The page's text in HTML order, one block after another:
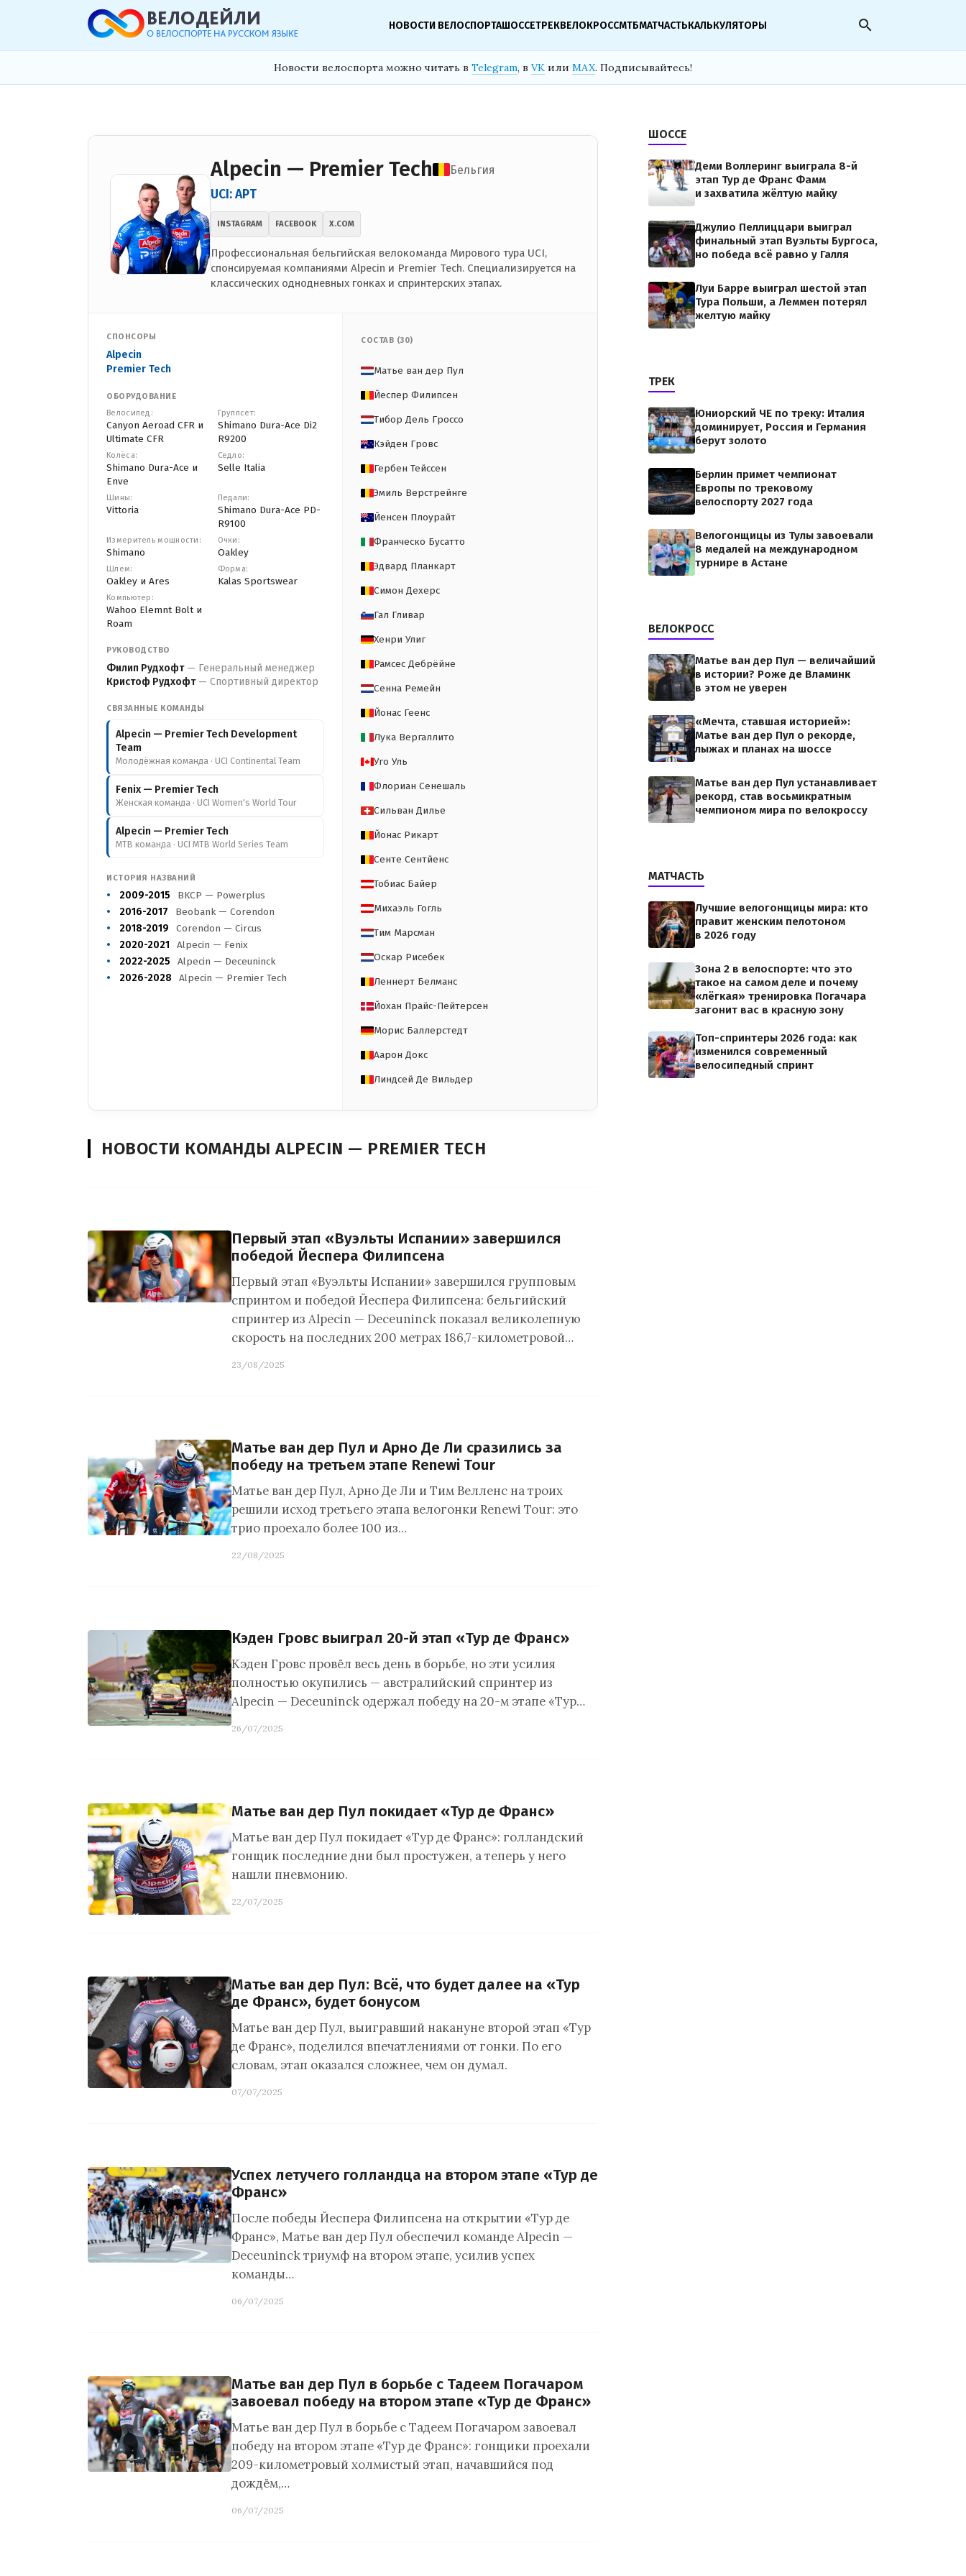
НОВОСТИ ВЕЛОСПОРТАШОССЕТРЕКВЕЛОКРОССМТБМАТЧАСТЬКАЛЬКУЛЯТОРЫ search
Новости велоспорта можно читать в Telegram, в VK или MAX. Подписывайтесь!
Alpecin — Premier Tech Бельгия
UCI: APT
INSTAGRAM FACEBOOK X.COM
Профессиональная бельгийская велокоманда Мирового тура UCI,
спонсируемая компаниями Alpecin и Premier Tech. Специализируется на
классических однодневных гонках и спринтерских этапах.
СПОНСОРЫ
Alpecin
Premier Tech
ОБОРУДОВАНИЕ
Велосипед:
Canyon Aeroad CFR и
Ultimate CFR
Группсет:
Shimano Dura-Ace Di2
R9200
Колёса:
Shimano Dura-Ace и
Enve
Седло:
Selle Italia
Шины:
Vittoria
Педали:
Shimano Dura-Ace PD-
R9100
Измеритель мощности:
Shimano
Очки:
Oakley
Шлем:
Oakley и Ares
Форма:
Kalas Sportswear
Компьютер:
Wahoo Elemnt Bolt и
Roam
РУКОВОДСТВО
Филип Рудхофт — Генеральный менеджер
Кристоф Рудхофт — Спортивный директор
СВЯЗАННЫЕ КОМАНДЫ
Alpecin — Premier Tech Development
Team
Молодёжная команда · UCI Continental Team
Fenix — Premier Tech
Женская команда · UCI Women's World Tour
Alpecin — Premier Tech
MTB команда · UCI MTB World Series Team
ИСТОРИЯ НАЗВАНИЙ
2009-2015
BKCP — Powerplus
2016-2017
Beobank — Corendon
2018-2019
Corendon — Circus
2020-2021
Alpecin — Fenix
2022-2025
Alpecin — Deceuninck
2026-2028
Alpecin — Premier Tech
СОСТАВ (30)
Матье ван дер Пул
Йеспер Филипсен
Тибор Дель Гроссо
Кэйден Гровс
Гербен Тейссен
Эмиль Верстрейнге
Йенсен Плоурайт
Франческо Бусатто
Эдвард Планкарт
Симон Дехерс
Гал Гливар
Хенри Улиг
Рамсес Дебрёйне
Сенна Ремейн
Йонас Геенс
Лука Вергаллито
Уго Уль
Флориан Сенешаль
Сильван Дилье
Йонас Рикарт
Сенте Сентйенс
Тобиас Байер
Михаэль Гогль
Тим Марсман
Оскар Рисебек
Леннерт Белманс
Йохан Прайс-Пейтерсен
Морис Баллерстедт
Аарон Докс
Линдсей Де Вильдер
НОВОСТИ КОМАНДЫ ALPECIN — PREMIER TECH
Первый этап «Вуэльты Испании» завершился
победой Йеспера Филипсена
Первый этап «Вуэльты Испании» завершился групповым
спринтом и победой Йеспера Филипсена: бельгийский
спринтер из Alpecin — Deceuninck показал великолепную
скорость на последних 200 метрах 186,7-километровой…
23/08/2025
Матье ван дер Пул и Арно Де Ли сразились за
победу на третьем этапе Renewi Tour
Матье ван дер Пул, Арно Де Ли и Тим Велленс на троих
решили исход третьего этапа велогонки Renewi Tour: это
трио проехало более 100 из…
22/08/2025
Кэден Гровс выиграл 20-й этап «Тур де Франс»
Кэден Гровс провёл весь день в борьбе, но эти усилия
полностью окупились — австралийский спринтер из
Alpecin — Deceuninck одержал победу на 20-м этапе «Тур…
26/07/2025
Матье ван дер Пул покидает «Тур де Франс»
Матье ван дер Пул покидает «Тур де Франс»: голландский
гонщик последние дни был простужен, а теперь у него
нашли пневмонию.
22/07/2025
Матье ван дер Пул: Всё, что будет далее на «Тур
де Франс», будет бонусом
Матье ван дер Пул, выигравший накануне второй этап «Тур
де Франс», поделился впечатлениями от гонки. По его
словам, этап оказался сложнее, чем он думал.
07/07/2025
Успех летучего голландца на втором этапе «Тур де
Франс»
После победы Йеспера Филипсена на открытии «Тур де
Франс», Матье ван дер Пул обеспечил команде Alpecin —
Deceuninck триумф на втором этапе, усилив успех
команды…
06/07/2025
Матье ван дер Пул в борьбе с Тадеем Погачаром
завоевал победу на втором этапе «Тур де Франс»
Матье ван дер Пул в борьбе с Тадеем Погачаром завоевал
победу на втором этапе «Тур де Франс»: гонщики проехали
209-километровый холмистый этап, начавшийся под
дождём,…
06/07/2025
ШОССЕ
Деми Воллеринг выиграла 8-й
этап Тур де Франс Фамм
и захватила жёлтую майку
Джулио Пеллиццари выиграл
финальный этап Вуэльты Бургоса,
но победа всё равно у Галля
Луи Барре выиграл шестой этап
Тура Польши, а Леммен потерял
желтую майку
ТРЕК
Юниорский ЧЕ по треку: Италия
доминирует, Россия и Германия
берут золото
Берлин примет чемпионат
Европы по трековому
велоспорту 2027 года
Велогонщицы из Тулы завоевали
8 медалей на международном
турнире в Астане
ВЕЛОКРОСС
Матье ван дер Пул — величайший
в истории? Роже де Вламинк
в этом не уверен
«Мечта, ставшая историей»:
Матье ван дер Пул о рекорде,
лыжах и планах на шоссе
Матье ван дер Пул устанавливает
рекорд, став восьмикратным
чемпионом мира по велокроссу
МАТЧАСТЬ
Лучшие велогонщицы мира: кто
правит женским пелотоном
в 2026 году
Зона 2 в велоспорте: что это
такое на самом деле и почему
«лёгкая» тренировка Погачара
загонит вас в красную зону
Топ-спринтеры 2026 года: как
изменился современный
велосипедный спринт